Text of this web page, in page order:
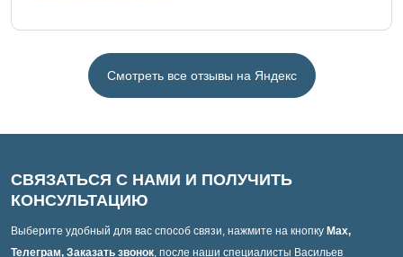
Смотреть все отзывы на Яндекс
СВЯЗАТЬСЯ С НАМИ И ПОЛУЧИТЬ
КОНСУЛЬТАЦИЮ
Выберите удобный для вас способ связи, нажмите на кнопку Max,
Телеграм, Заказать звонок, после наши специалисты Васильев